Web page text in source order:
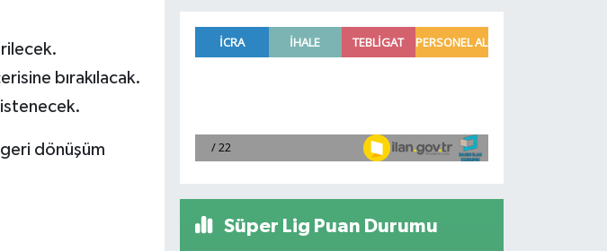
bırakılacak.
istenecek.
dönüşüm
Süper Lig Puan Durumu